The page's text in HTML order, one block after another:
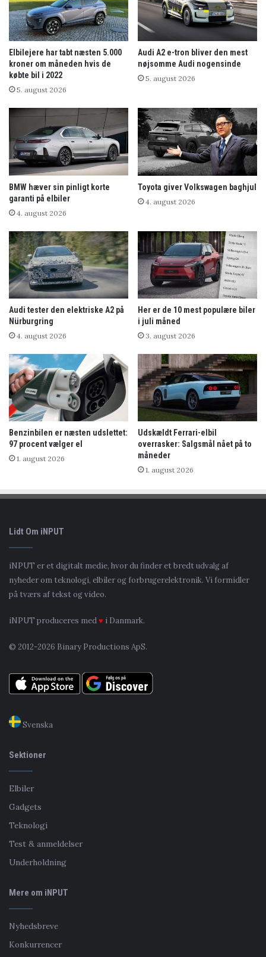
Elbilejere har tabt næsten 5.000
kroner om måneden hvis de
købte bil i 2022
5. august 2026
Audi A2 e-tron bliver den mest
nøjsomme Audi nogensinde
5. august 2026
BMW hæver sin pinligt korte
garanti på elbiler
4. august 2026
Toyota giver Volkswagen baghjul
4. august 2026
Audi tester den elektriske A2 på
Nürburgring
4. august 2026
Her er de 10 mest populære biler
i juli måned
3. august 2026
Benzinbilen er næsten udslettet:
97 procent vælger el
1. august 2026
Udskældt Ferrari-elbil
overrasker: Salgsmål nået på to
måneder
1. august 2026
Lidt Om iNPUT
iNPUT er et digitalt medie, hvor du finder et bredt udvalg af
nyheder om teknologi, elbiler og forbrugerelektronik. Vi formidler
på tværs af tekst og video.
iNPUT produceres med♥ i Danmark.
© 2012-2026 Binary Productions ApS.
Svenska
Sektioner
Elbiler
Gadgets
Teknologi
Test & anmeldelser
Underholdning
Mere om iNPUT
Nyhedsbreve
Konkurrencer